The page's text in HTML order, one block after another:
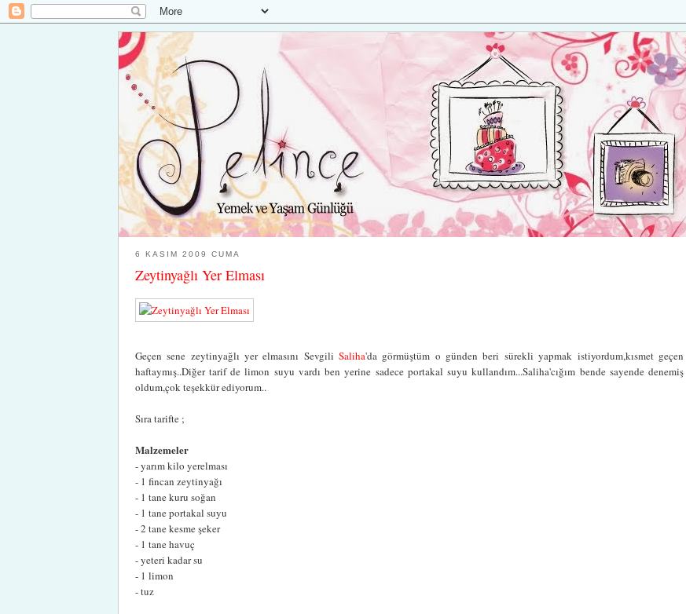
6 KASIM 2009 CUMA
Zeytinyağlı Yer Elması
Geçen sene zeytinyağlı yer elmasını SevgiliSaliha'da görmüştüm o günden beri sürekli yapmak istiyordum,kısmet geçen
haftaymış..Diğer tarif de limon suyu vardı ben yerine sadece portakal suyu kullandım...Saliha'cığım bende sayende denemiş
oldum,çok teşekkür ediyorum..
Sıra tarifte ;
Malzemeler
- yarım kilo yerelması
- 1 fincan zeytinyağı
- 1 tane kuru soğan
- 1 tane portakal suyu
- 2 tane kesme şeker
- 1 tane havuç
- yeteri kadar su
- 1 limon
- tuz